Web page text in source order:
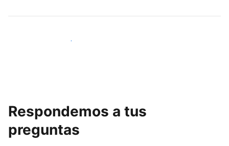
Únete a anfitriones como tú
Respondemos a tus
preguntas